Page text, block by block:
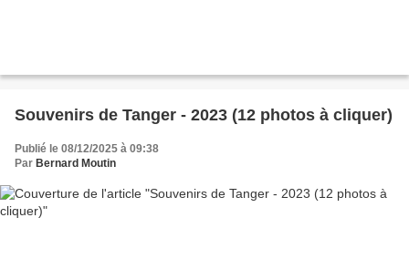
Souvenirs de Tanger - 2023 (12 photos à cliquer)
Publié le 08/12/2025 à 09:38
Par Bernard Moutin